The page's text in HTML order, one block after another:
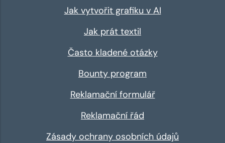
Jak vytvořit grafiku v AI
Jak prát textil
Často kladené otázky
Bounty program
Reklamační formulář
Reklamační řád
Zásady ochrany osobních údajů